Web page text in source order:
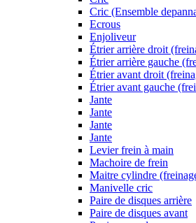
Cric (Ensemble
Ecrous
Enjoliveur
Étrier arrière droit
Étrier arrière gauche
Étrier avant droit
Étrier avant gauche
Jante
Jante
Jante
Jante
Levier frein à main
Machoire de frein
Maitre cylindre
Manivelle cric
Paire de disques arrière
Paire de disques avant